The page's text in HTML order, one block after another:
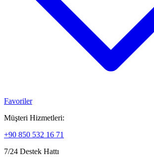
Favoriler
Müşteri Hizmetleri:
+90 850 532 16 71
7/24 Destek Hattı